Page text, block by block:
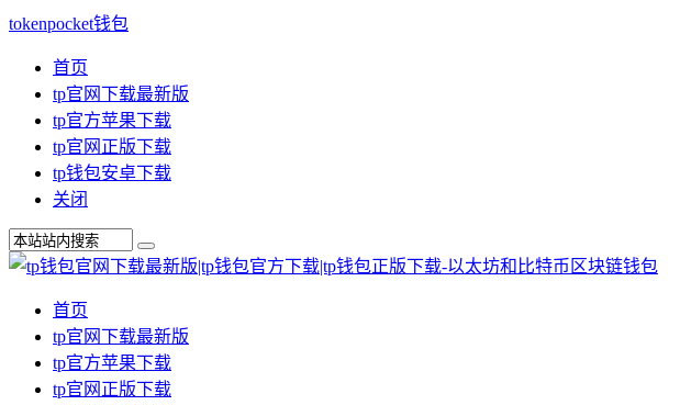
tokenpocket钱包
首页
tp官网下载最新版
tp官方苹果下载
tp官网正版下载
tp钱包安卓下载
关闭
首页
tp官网下载最新版
tp官方苹果下载
tp官网正版下载